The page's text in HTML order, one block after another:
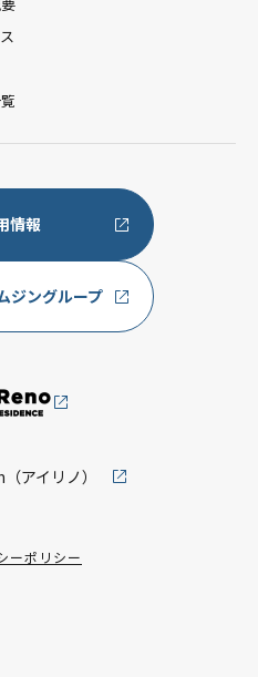
情報
ジングループ
アイリノ）
ーポリシー